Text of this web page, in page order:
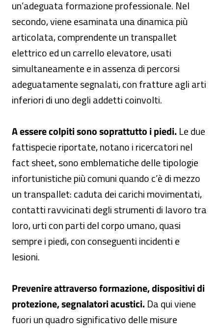
un’adeguata formazione professionale. Nel
secondo, viene esaminata una dinamica più
articolata, comprendente un transpallet
elettrico ed un carrello elevatore, usati
simultaneamente e in assenza di percorsi
adeguatamente segnalati, con fratture agli arti
inferiori di uno degli addetti coinvolti.
A essere colpiti sono soprattutto i piedi. Le due
fattispecie riportate, notano i ricercatori nel
fact sheet, sono emblematiche delle tipologie
infortunistiche più comuni quando c’è di mezzo
un transpallet: caduta dei carichi movimentati,
contatti ravvicinati degli strumenti di lavoro tra
loro, urti con parti del corpo umano, quasi
sempre i piedi, con conseguenti incidenti e
lesioni.
Prevenire attraverso formazione, dispositivi di
protezione, segnalatori acustici. Da qui viene
fuori un quadro significativo delle misure